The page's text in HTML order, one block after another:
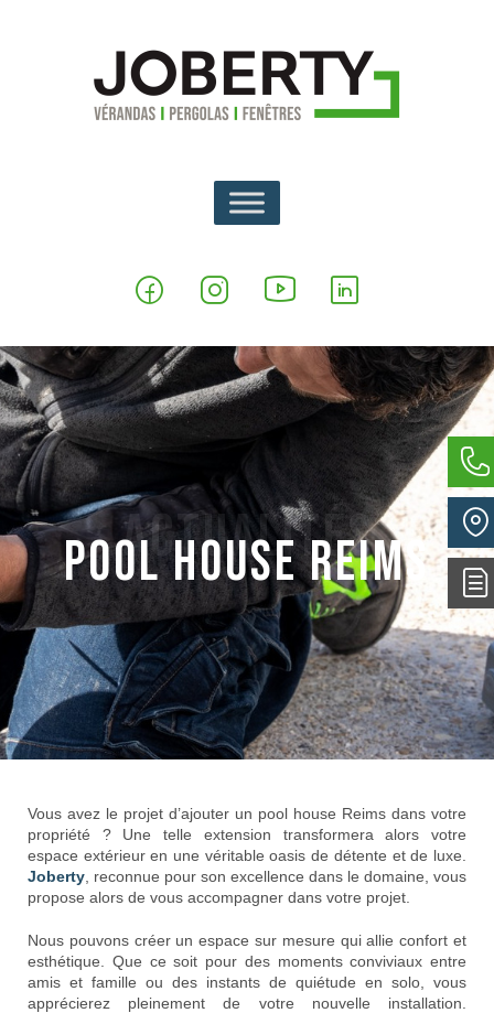
Actualités
Pool house Reims
Vous avez le projet d’ajouter un pool house Reims dans votre
propriété ? Une telle extension transformera alors votre
espace extérieur en une véritable oasis de détente et de luxe.
Joberty , reconnue pour son excellence dans le domaine, vous
propose alors de vous accompagner dans votre projet.
Nous pouvons créer un espace sur mesure qui allie confort et
esthétique. Que ce soit pour des moments conviviaux entre
amis et famille ou des instants de quiétude en solo, vous
apprécierez pleinement de votre nouvelle installation.